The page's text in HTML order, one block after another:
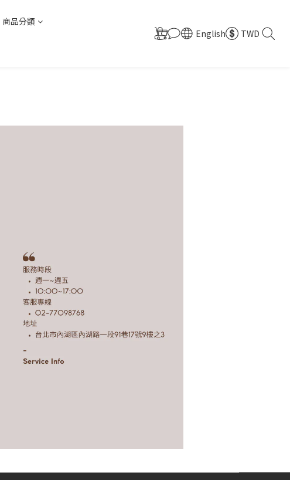
商品分類
English TWD